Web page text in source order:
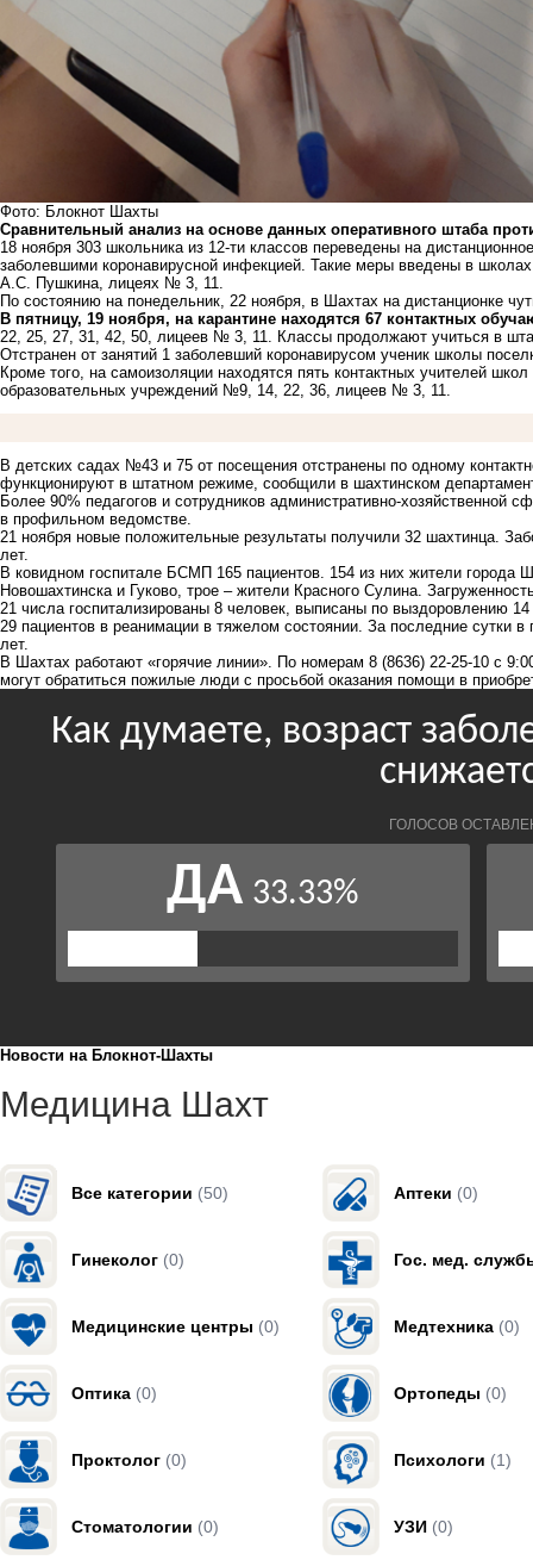
Фото: Блокнот Шахты
Сравнительный анализ на основе данных оперативного штаба
18 ноября 303 школьника из 12-ти классов переведены на
заболевшими коронавирусной инфекцией. Такие меры введены в
А.С. Пушкина, лицеях № 3, 11.
По состоянию на понедельник, 22 ноября, в Шахтах на дистанционке
В пятницу, 19 ноября, на карантине находятся 67 контактных
22, 25, 27, 31, 42, 50, лицеев № 3, 11. Классы продолжают учиться в
Отстранен от занятий 1 заболевший коронавирусом ученик школы
Кроме того, на самоизоляции находятся пять контактных учителей
образовательных учреждений №9, 14, 22, 36, лицеев № 3, 11.
В детских садах №43 и 75 от посещения отстранены по одному
функционируют в штатном режиме, сообщили в шахтинском
Более 90% педагогов и сотрудников административно-хозяйственной
в профильном ведомстве.
21 ноября новые положительные результаты получили 32 шахтинца.
лет.
В ковидном госпитале БСМП 165 пациентов. 154 из них жители города
Новошахтинска и Гуково, трое – жители Красного Сулина.
21 числа госпитализированы 8 человек, выписаны по выздоровлению
29 пациентов в реанимации в тяжелом состоянии. За последние сутки
лет.
В Шахтах работают «горячие линии». По номерам 8 (8636) 22-25-10 с
могут обратиться пожилые люди с просьбой оказания помощи в
Новости на Блoкнoт-Шахты
Медицина Шахт
Все категории (50) Аптеки (0)
Гинеколог (0) Гос. мед.
Медицинские центры (0) Медтехника (0)
Оптика (0) Ортопеды (0)
Проктолог (0) Психологи (1)
Стоматологии (0) УЗИ (0)